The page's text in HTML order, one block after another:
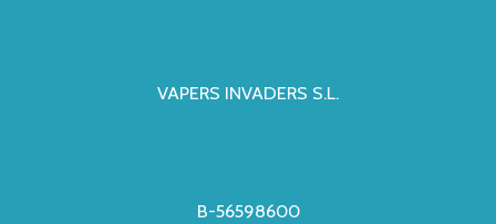
VAPERS INVADERS S.L.
B-56598600